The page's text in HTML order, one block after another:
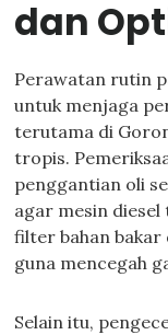
dan
Perawatan rutin
untuk menjaga
terutama di
tropis.
penggantian oli
agar mesin
filter bahan bakar
guna mencegah
Selain itu,